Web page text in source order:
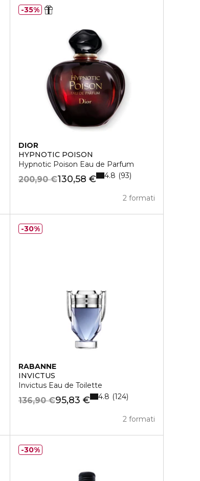
DIOR
HYPNOTIC POISON
Hypnotic Poison Eau de Parfum
130,58 €
200,90 €
2 formati
4.8 93
35%
RABANNE
INVICTUS
Invictus Eau de Toilette
95,83 €
136,90 €
2 formati
4.8 124
30%
30%